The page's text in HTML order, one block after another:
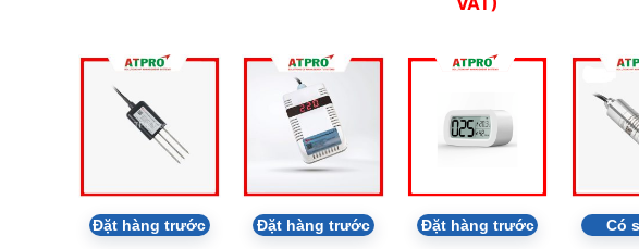
Đặt hàng trước Đặt hàng trước Đặt hàng trước Có